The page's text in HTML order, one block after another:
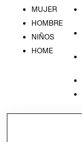
MUJER
HOMBRE
NIÑOS
HOME